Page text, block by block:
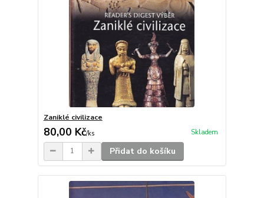
Zaniklé civilizace
80,00 Kč/ks Skladem
Přidat do košíku